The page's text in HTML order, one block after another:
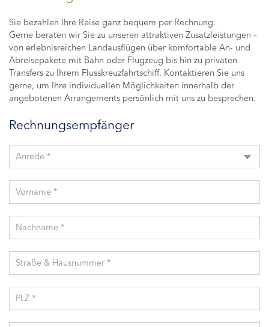
Sie bezahlen Ihre Reise ganz bequem per Rechnung.
Gerne beraten wir Sie zu unseren attraktiven Zusatzleistungen –
von erlebnisreichen Landausflügen über komfortable An- und
Abreisepakete mit Bahn oder Flugzeug bis hin zu privaten
Transfers zu Ihrem Flusskreuzfahrtschiff. Kontaktieren Sie uns
gerne, um Ihre individuellen Möglichkeiten innerhalb der
angebotenen Arrangements persönlich mit uns zu besprechen.
Rechnungsempfänger
Anrede *
Vorname *
Nachname *
Straße & Hausnummer *
PLZ *